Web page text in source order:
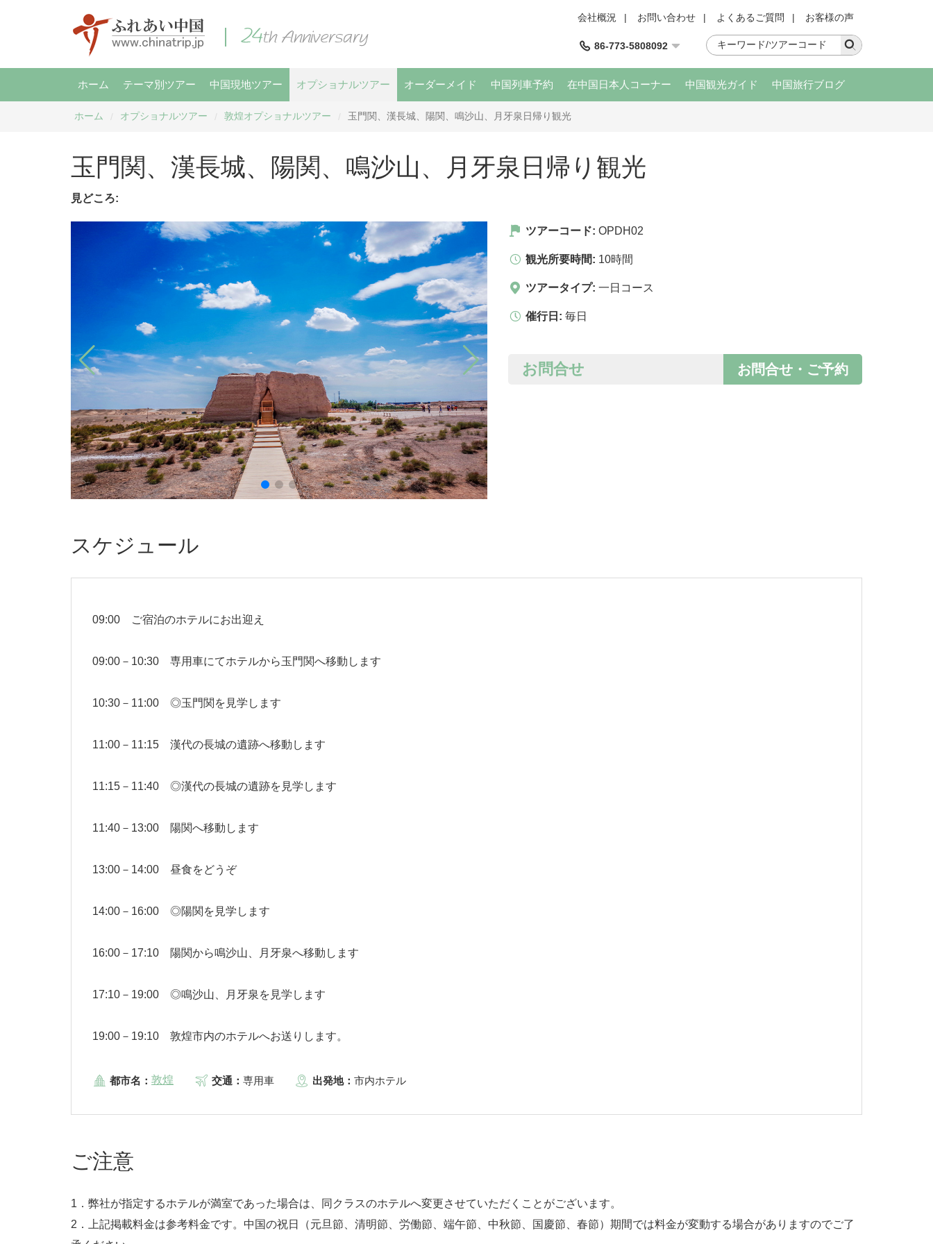
会社概況 | お問い合わせ | よくあるご質問 | お客様の声
86-773-5808092
ホーム テーマ別ツアー 中国現地ツアー オプショナルツアー オーダーメイド 中国列車予約 在中国日本人コーナー 中国観光ガイド 中国旅行ブログ
ホーム オプショナルツアー 敦煌オプショナルツアー 玉門関、漢長城、陽関、鳴沙山、月牙泉日帰り観光
玉門関、漢長城、陽関、鳴沙山、月牙泉日帰り観光
見どころ:
ツアーコード: OPDH02
観光所要時間: 10時間
ツアータイプ: 一日コース
催行日: 毎日
お問合せ・ご予約
お問合せ
スケジュール
09:00 ご宿泊のホテルにお出迎え
09:00－10:30 専用車にてホテルから玉門関へ移動します
10:30－11:00 ◎玉門関を見学します
11:00－11:15 漢代の長城の遺跡へ移動します
11:15－11:40 ◎漢代の長城の遺跡を見学します
11:40－13:00 陽関へ移動します
13:00－14:00 昼食をどうぞ
14:00－16:00 ◎陽関を見学します
16:00－17:10 陽関から鳴沙山、月牙泉へ移動します
17:10－19:00 ◎鳴沙山、月牙泉を見学します
19:00－19:10 敦煌市内のホテルへお送りします。
都市名： 敦煌 交通： 専用車 出発地： 市内ホテル
ご注意
1．弊社が指定するホテルが満室であった場合は、同クラスのホテルへ変更させていただくことがございます。
2．上記掲載料金は参考料金です。中国の祝日（元旦節、清明節、労働節、端午節、中秋節、国慶節、春節）期間では料金が変動する場合がありますのでご了